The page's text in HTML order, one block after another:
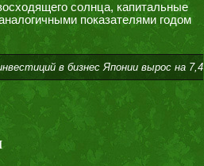
солнца, капитальные
показателями годом
в бизнес Японии вырос на 7,4